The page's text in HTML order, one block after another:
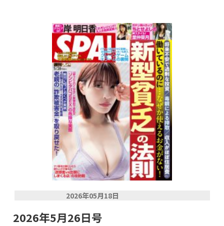
2026年05月18日
2026年5月26日号